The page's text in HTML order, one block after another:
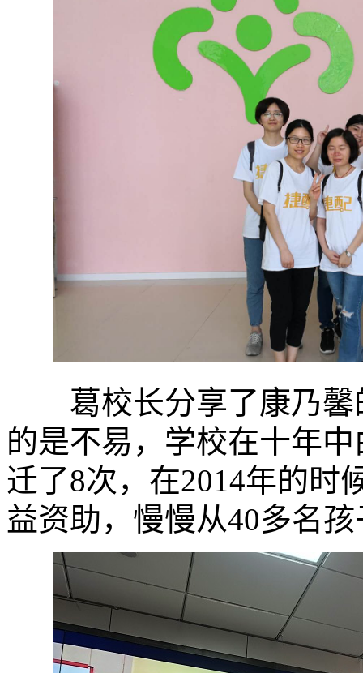
葛校长分享了康乃馨
的是不易，学校在十年
迁了8次，在2014年的时
益资助，慢慢从40多名